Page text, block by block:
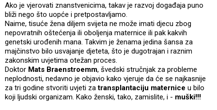
Ako je vjerovati znanstvenicima, takav je razvoj događaja puno
bliži nego što uopće i pretpostavljamo.
Naime, tisuće žena diljem svijeta ne može imati djecu zbog
nepovratnih oštećenja ili oboljenja maternice ili pak kakvih
genetski urođenih mana. Takvim je ženama jedina šansa za
majčinstvo bilo usvajanje djeteta, što je dugotrajan i raznim
zakonskim uvjetima otežan proces.
Doktor Mats Braenstroemm, švedski stručnjak za probleme
neplodnosti, nedavno je objavio kako vjeruje da će se najkasnije
za tri godine stvoriti uvjeti zatransplantaciju maternice u bilo
koji ljudski organizam. Kako ženski, tako, zamislite, i - muški!!!